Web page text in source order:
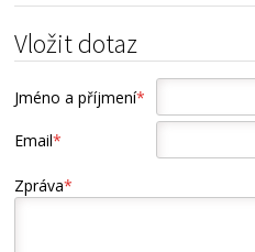
Vložit dotaz
Jméno a příjmení*
Email*
Zpráva*